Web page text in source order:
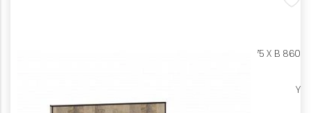
Ш 745 X Г 775 X В 860
Y